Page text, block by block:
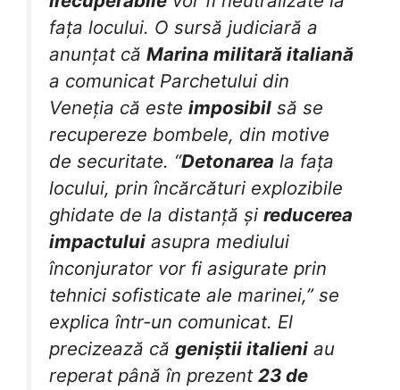
fața locului. O sursă judiciară a
anunțat că Marina militară italiană
a comunicat Parchetului din
Veneția că este imposibil să se
recupereze bombele, din motive
de securitate. “Detonarea la fața
locului, prin încărcături explozibile
ghidate de la distanță și reducerea
impactului asupra mediului
înconjurator vor fi asigurate prin
tehnici sofisticate ale marinei,” se
explica într-un comunicat. El
precizează că geniștii italieni au
reperat până în prezent 23 de